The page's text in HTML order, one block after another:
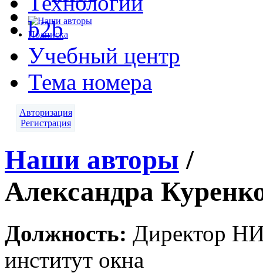
Подписка
b2b
Учебный центр
Тема номера
Авторизация
Регистрация
Наши авторы /
Александра
Должность: Директор
институт окна